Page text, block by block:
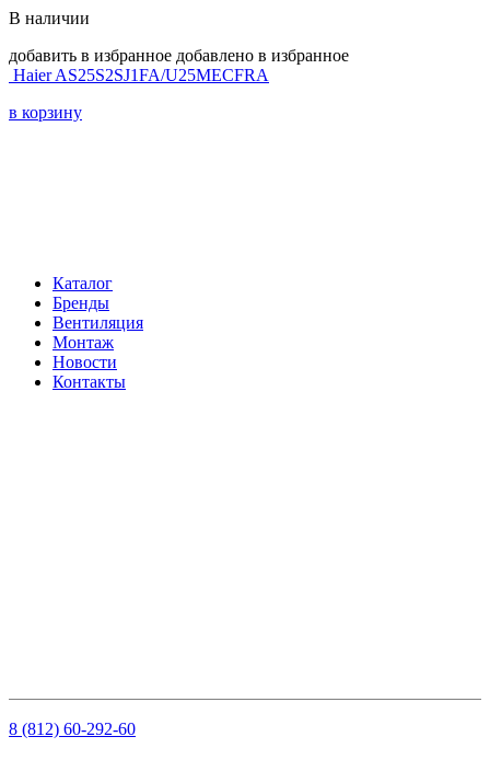
В наличии
добавить в избранное добавлено в избранное
Haier AS25S2SJ1FA/U25MECFRA
в корзину
Каталог
Бренды
Вентиляция
Монтаж
Новости
Контакты
8 (812) 60-292-60